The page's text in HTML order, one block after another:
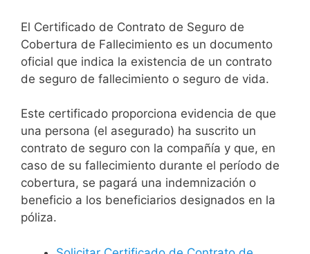
El Certificado de Contrato de Seguro de
Cobertura de Fallecimiento es un documento
oficial que indica la existencia de un contrato
de seguro de fallecimiento o seguro de vida.
Este certificado proporciona evidencia de que
una persona (el asegurado) ha suscrito un
contrato de seguro con la compañía y que, en
caso de su fallecimiento durante el período de
cobertura, se pagará una indemnización o
beneficio a los beneficiarios designados en la
póliza.